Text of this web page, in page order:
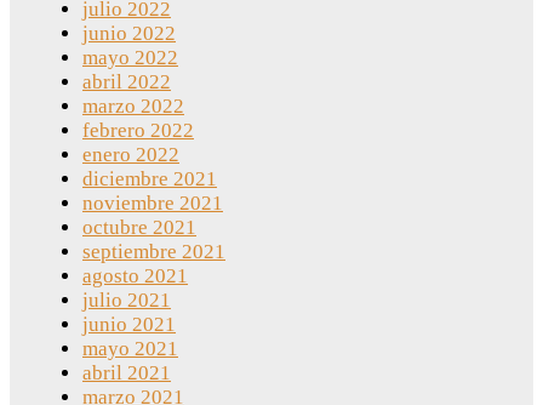
julio 2022
junio 2022
mayo 2022
abril 2022
marzo 2022
febrero 2022
enero 2022
diciembre 2021
noviembre 2021
octubre 2021
septiembre 2021
agosto 2021
julio 2021
junio 2021
mayo 2021
abril 2021
marzo 2021